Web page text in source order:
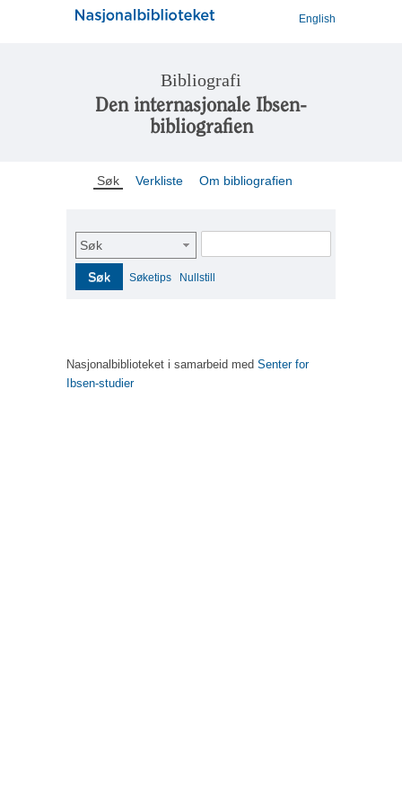
English
Bibliografi
Den internasjonale Ibsen-
bibliografien
Søk Verkliste Om bibliografien
Søk
Søk Søketips Nullstill
Nasjonalbiblioteket i samarbeid med Senter for
Ibsen-studier